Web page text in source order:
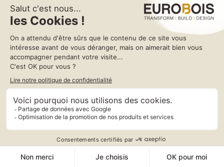
PRODUITS
Liste
de
l’édition
TOUS LES
produits
Tous les produits